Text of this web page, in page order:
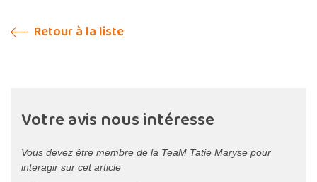
Retour à la liste
Votre avis nous intéresse
Vous devez être membre de la TeaM Tatie Maryse pour
interagir sur cet article